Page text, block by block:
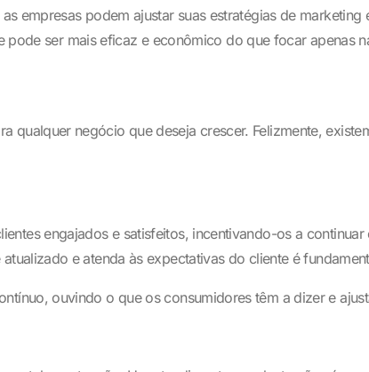
empresas podem ajustar suas estratégias de
ser mais eficaz e econômico do que focar apenas
qualquer negócio que deseja crescer. Felizmente,
engajados e satisfeitos, incentivando-os a
e atenda às expectativas do cliente é
ouvindo o que os consumidores têm a dizer e